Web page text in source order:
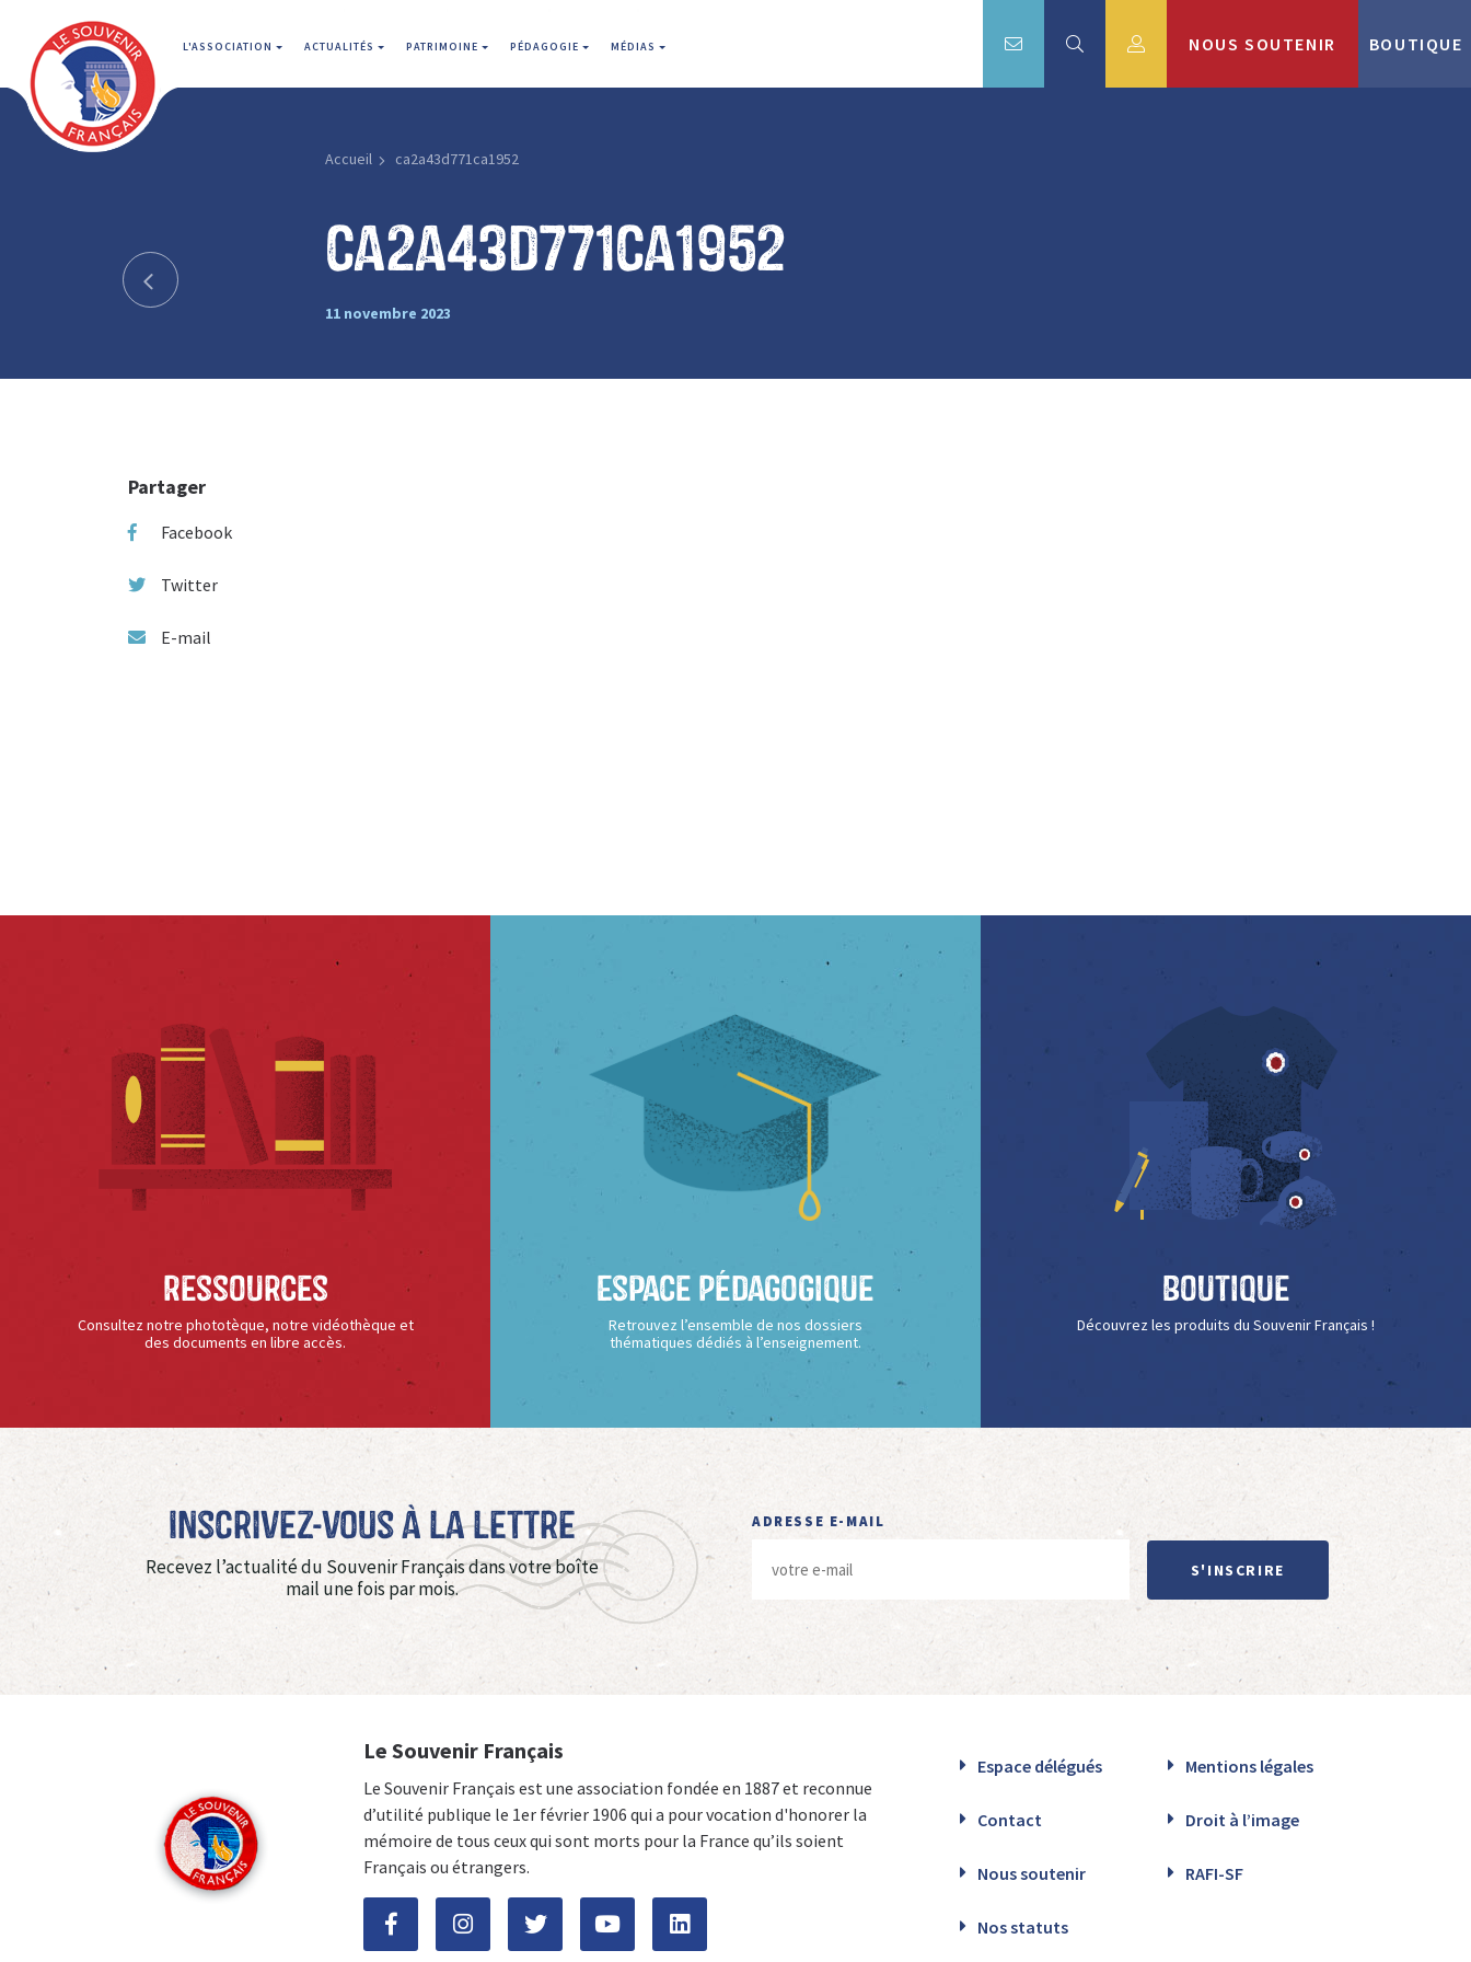
L'ASSOCIATION ACTUALITÉS PATRIMOINE PÉDAGOGIE MÉDIAS NOUS SOUTENIR BOUTIQUE
Accueil ca2a43d771ca1952
ca2a43d771ca1952
11 novembre 2023
Partager
Facebook
Twitter
E-mail
Ressources
Consultez notre phototèque, notre vidéothèque et
des documents en libre accès.
Espace Pédagogique
Retrouvez l’ensemble de nos dossiers
thématiques dédiés à l’enseignement.
Boutique
Découvrez les produits du Souvenir Français !
Inscrivez-vous à La Lettre
Recevez l’actualité du Souvenir Français dans votre boîte
mail une fois par mois.
ADRESSE E-MAIL
S'INSCRIRE
Le Souvenir Français
Le Souvenir Français est une association fondée en 1887 et reconnue
d’utilité publique le 1er février 1906 qui a pour vocation d'honorer la
mémoire de tous ceux qui sont morts pour la France qu’ils soient
Français ou étrangers.
Espace délégués Mentions légales
Contact Droit à l’image
Nous soutenir RAFI-SF
Nos statuts